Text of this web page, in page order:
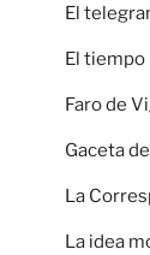
El
El tiempo
Faro de
Gaceta
La
La idea